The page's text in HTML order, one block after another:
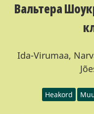
Вальтера
Ida-Virumaa,
Heakord